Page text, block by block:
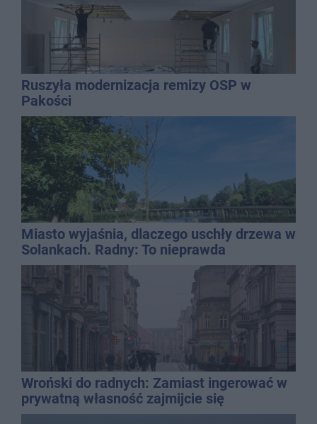
Ruszyła modernizacja remizy OSP w
Pakości
Miasto wyjaśnia, dlaczego uschły drzewa w
Solankach. Radny: To nieprawda
Wroński do radnych: Zamiast ingerować w
prywatną własność zajmijcie się
gospodarką